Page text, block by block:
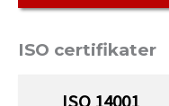
ISO certifikater